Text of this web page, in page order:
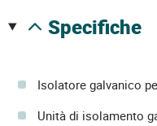
specifiche
Isolatore galvanico
Unità di isolamento